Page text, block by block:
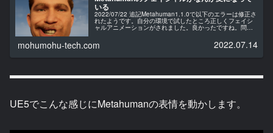
いる
2022/07/22 追記Metahuman1.1.0で以下のエラーは修正さ
れたようです。自分の環境で試したところ正しくフェイシ
ャルアニメーションがされました。良かったですね。問題
2022/07/13に確認したのですが、Metahumanを...
mohumohu-tech.com 2022.07.14
UE5でこんな感じにMetahumanの表情を動かします。